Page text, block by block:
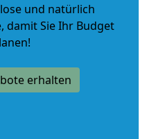
und natürlich
, damit Sie Ihr Budget
erhalten